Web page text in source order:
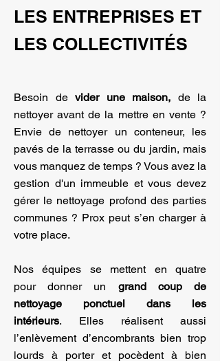
LES ENTREPRISES ET
LES COLLECTIVITÉS
Besoin de vider une maison, de la
nettoyer avant de la mettre en vente ?
Envie de nettoyer un conteneur, les
pavés de la terrasse ou du jardin, mais
vous manquez de temps ? Vous avez la
gestion d'un immeuble et vous devez
gérer le nettoyage profond des parties
communes ? Prox peut s’en charger à
votre place.
Nos équipes se mettent en quatre
pour donner un grand coup de
nettoyage ponctuel dans les
intérieurs. Elles réalisent aussi
l’enlèvement d’encombrants bien trop
lourds à porter et pocèdent à bien